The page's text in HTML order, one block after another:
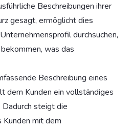
Beschreibungen ihrer
gesagt, ermöglicht dies
durchsuchen,
was das
Beschreibung eines
dem Kunden ein vollständiges
steigt die
Kunden mit dem